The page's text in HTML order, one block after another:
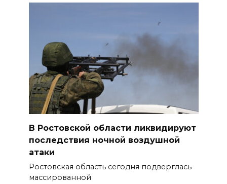
В Ростовской области ликвидируют
последствия ночной воздушной
атаки
Ростовская область сегодня подверглась
массированной